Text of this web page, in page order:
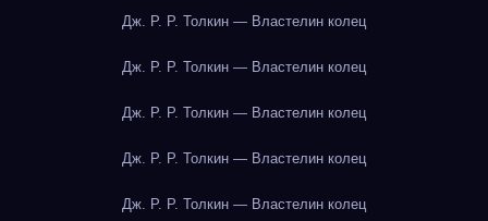
Дж. Р. Р. Толкин — Властелин колец
Дж. Р. Р. Толкин — Властелин колец
Дж. Р. Р. Толкин — Властелин колец
Дж. Р. Р. Толкин — Властелин колец
Дж. Р. Р. Толкин — Властелин колец